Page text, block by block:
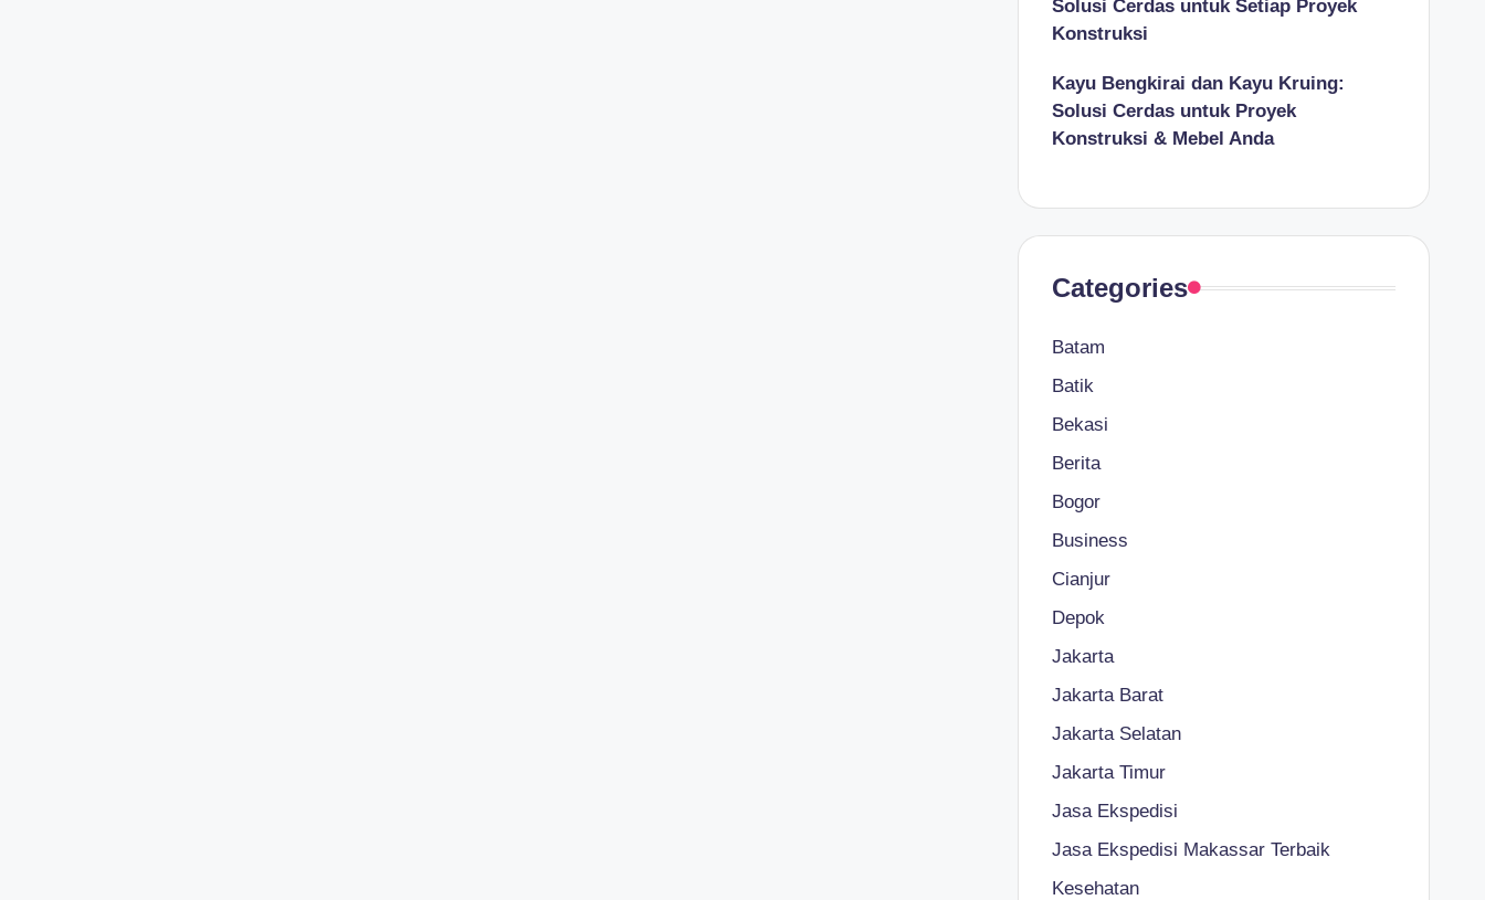
Solusi Cerdas untuk Setiap Proyek
Konstruksi
Kayu Bengkirai dan Kayu Kruing:
Solusi Cerdas untuk Proyek
Konstruksi & Mebel Anda
Categories
Batam
Batik
Bekasi
Berita
Bogor
Business
Cianjur
Depok
Jakarta
Jakarta Barat
Jakarta Selatan
Jakarta Timur
Jasa Ekspedisi
Jasa Ekspedisi Makassar Terbaik
Kesehatan